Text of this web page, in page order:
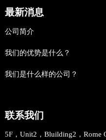
最新消息
公司简介
我们的优势是什么？
我们是什么样的公司？
联系我们
5F，Unit2，Bluilding2，Rome